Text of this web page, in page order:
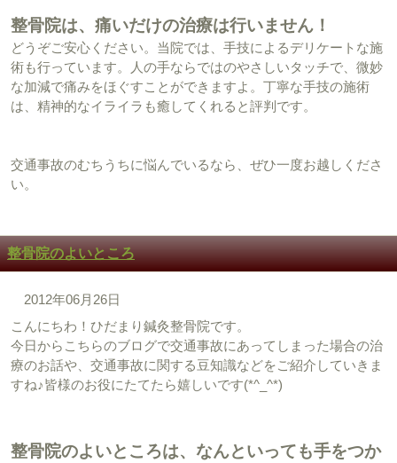
整骨院は、痛いだけの治療は行いません！
どうぞご安心ください。当院では、手技によるデリケートな施
術も行っています。人の手ならではのやさしいタッチで、微妙
な加減で痛みをほぐすことができますよ。丁寧な手技の施術
は、精神的なイライラも癒してくれると評判です。
交通事故のむちうちに悩んでいるなら、ぜひ一度お越しくださ
い。
整骨院のよいところ
2012年06月26日
こんにちわ！ひだまり鍼灸整骨院です。
今日からこちらのブログで交通事故にあってしまった場合の治
療のお話や、交通事故に関する豆知識などをご紹介していきま
すね♪皆様のお役にたてたら嬉しいです(*^_^*)
整骨院のよいところは、なんといっても手をつか